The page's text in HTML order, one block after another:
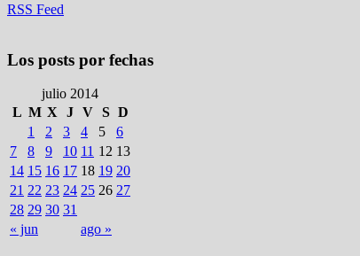
RSS Feed
Los posts por fechas
julio 2014
L M X J V S D
« jun ago »
1 2 3 4 5
6
7
8 9 10 11 12 13
14 15 16 17 18 19 20
21 22 23 24 25 26 27
28 29 30 31